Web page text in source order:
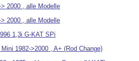
2000 , alle Modelle
2000 , alle Modelle
1,3i G-KAT SPi
1982->2000 , A+ (Rod Change)